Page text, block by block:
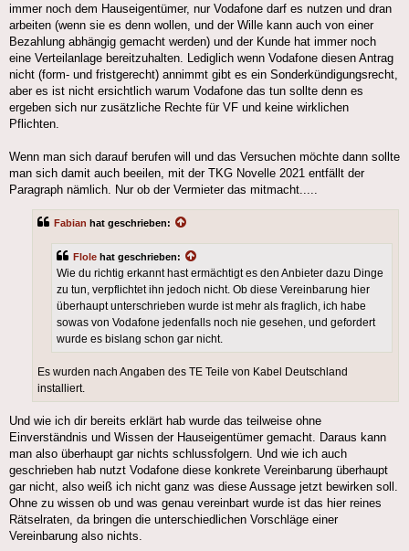
immer noch dem Hauseigentümer, nur Vodafone darf es nutzen und dran
arbeiten (wenn sie es denn wollen, und der Wille kann auch von einer
Bezahlung abhängig gemacht werden) und der Kunde hat immer noch
eine Verteilanlage bereitzuhalten. Lediglich wenn Vodafone diesen Antrag
nicht (form- und fristgerecht) annimmt gibt es ein Sonderkündigungsrecht,
aber es ist nicht ersichtlich warum Vodafone das tun sollte denn es
ergeben sich nur zusätzliche Rechte für VF und keine wirklichen
Pflichten.
Wenn man sich darauf berufen will und das Versuchen möchte dann sollte
man sich damit auch beeilen, mit der TKG Novelle 2021 entfällt der
Paragraph nämlich. Nur ob der Vermieter das mitmacht.....
Fabian hat geschrieben:
Flole hat geschrieben:
Wie du richtig erkannt hast ermächtigt es den Anbieter dazu Dinge
zu tun, verpflichtet ihn jedoch nicht. Ob diese Vereinbarung hier
überhaupt unterschrieben wurde ist mehr als fraglich, ich habe
sowas von Vodafone jedenfalls noch nie gesehen, und gefordert
wurde es bislang schon gar nicht.
Es wurden nach Angaben des TE Teile von Kabel Deutschland
installiert.
Und wie ich dir bereits erklärt hab wurde das teilweise ohne
Einverständnis und Wissen der Hauseigentümer gemacht. Daraus kann
man also überhaupt gar nichts schlussfolgern. Und wie ich auch
geschrieben hab nutzt Vodafone diese konkrete Vereinbarung überhaupt
gar nicht, also weiß ich nicht ganz was diese Aussage jetzt bewirken soll.
Ohne zu wissen ob und was genau vereinbart wurde ist das hier reines
Rätselraten, da bringen die unterschiedlichen Vorschläge einer
Vereinbarung also nichts.